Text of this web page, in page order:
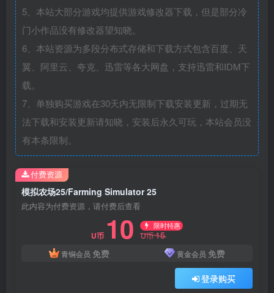
5、本站大部分游戏均提供游戏修改器下载，但是部分冷
门小作品没有修改器望知晓。
6、本站资源为多段分布式存储和下载方式包含百度、天
翼、阿里云、夸克、迅雷等各大网盘，支持迅雷和IDM下
载。
7、单独购买游戏在30天内无限制下载安装更新，过期无
法下载和安装更新请知晓，安装后永久可玩，本站会员没
有本条限制。
模拟农场25/Farming Simulator 25
此内容为付费资源，请付费后查看
U币 10 限时特惠
U币15
青铜会员 免费 黄金会员 免费
登录购买
付费资源